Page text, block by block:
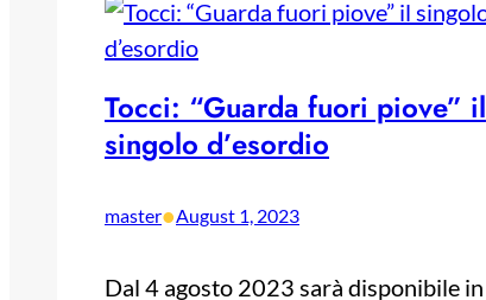
Tocci: “Guarda fuori piove” il
singolo d’esordio
master•August 1, 2023
Dal 4 agosto 2023 sarà disponibile in